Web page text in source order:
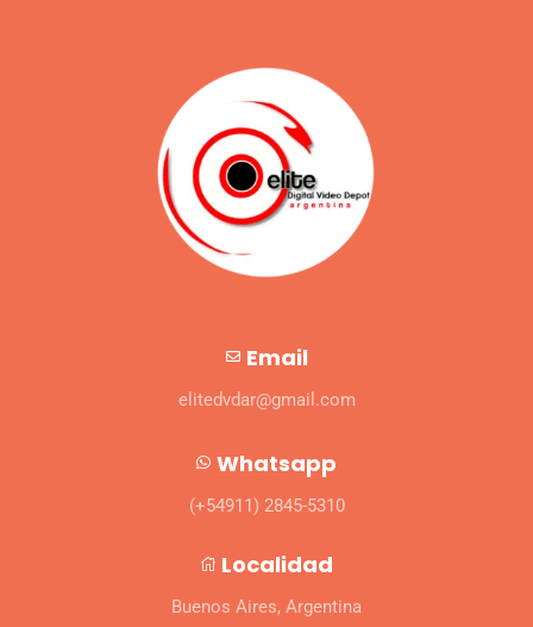
Email
elitedvdar@gmail.com
Whatsapp
(+54911) 2845-5310
Localidad
Buenos Aires, Argentina